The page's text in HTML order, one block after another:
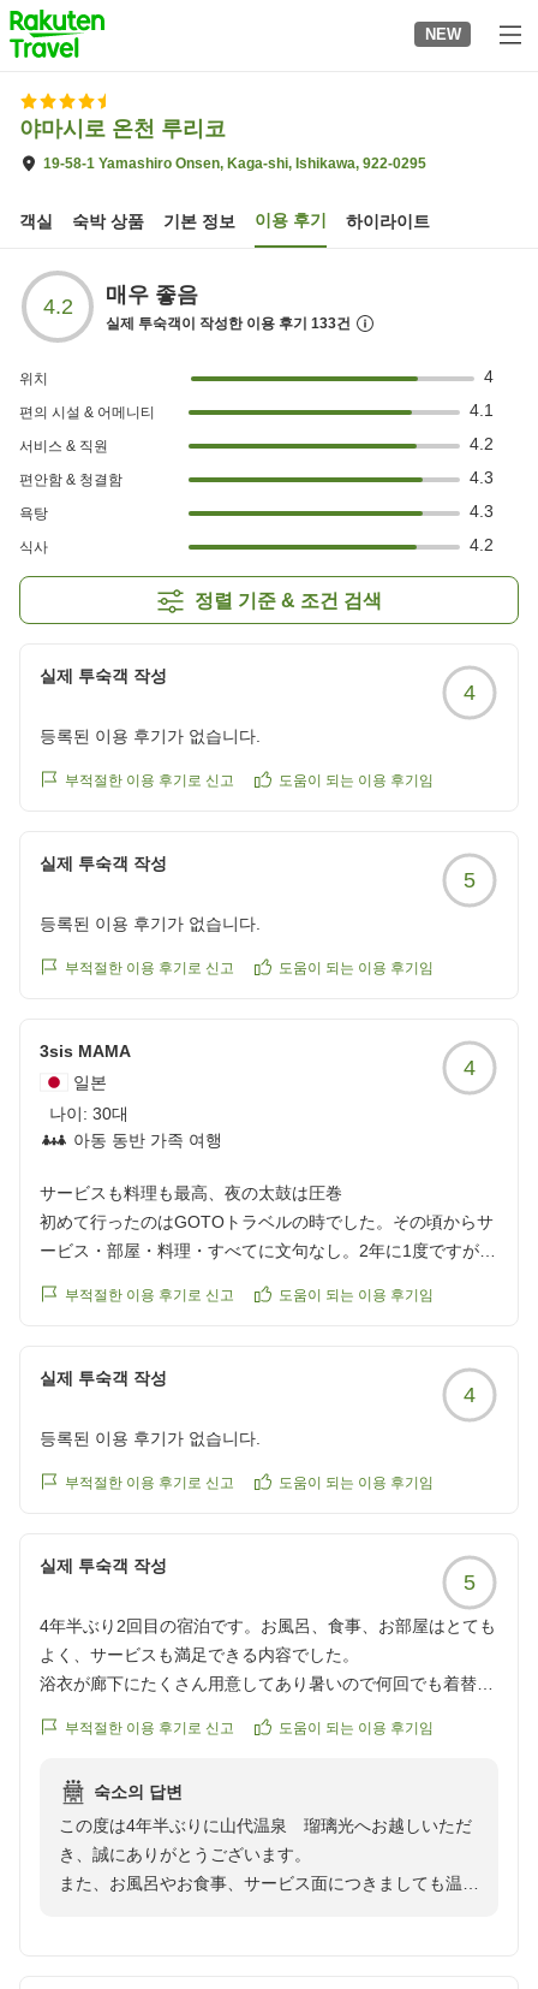
to
top
page
NEW
야마시로 온천 루리코
19-58-1 Yamashiro Onsen, Kaga-shi, Ishikawa, 922-0295
객실 숙박 상품 기본 정보 이용 후기 하이라이트
4.2 매우 좋음
실제 투숙객이 작성한 이용 후기 133건
위치 4
편의 시설 & 어메니티 4.1
서비스 & 직원 4.2
편안함 & 청결함 4.3
욕탕 4.3
식사 4.2
정렬 기준 & 조건 검색
실제 투숙객 작성
4
등록된 이용 후기가 없습니다.
부적절한 이용 후기로 신고 도움이 되는 이용 후기임
실제 투숙객 작성
5
등록된 이용 후기가 없습니다.
부적절한 이용 후기로 신고 도움이 되는 이용 후기임
3sis MAMA
일본
나이: 30대
아동 동반 가족 여행
4
サービスも料理も最高、夜の太鼓は圧巻
初めて行ったのはGOTOトラベルの時でした。その頃からサ
ービス・部屋・料理・すべてに文句なし。2年に1度ですが、
巻。ぜひ見て欲しい。(夏にしか行ったことないので他の季
が参加させて頂き素敵なプレゼントを頂きました。35周年お
https://review.travel.rakuten.co.jp/hotel/voice/6191?
reviewId=33123478239012
부적절한 이용 후기로 신고 도움이 되는 이용 후기임
실제 투숙객 작성
4
등록된 이용 후기가 없습니다.
부적절한 이용 후기로 신고 도움이 되는 이용 후기임
실제 투숙객 작성
5
4年半ぶり2回目の宿泊です。お風呂、食事、お部屋はとても
よく、サービスも満足できる内容でした。
浴衣が廊下にたくさん用意してあり暑いので何回でも着替え
ロビーにお菓子が置いてあるので部屋にお茶うけがないのは
ないのですがホテルオリジナルのお饅頭がなくなっていたの
が少し残念でした。
クチコミの詳細はこちらから
https://review.travel.rakuten.co.jp/hotel/voice/6191?
부적절한 이용 후기로 신고 도움이 되는 이용 후기임
숙소의 답변
この度は4年半ぶりに山代温泉 瑠璃光へお越しいただ
き、誠にありがとうございます。
また、お風呂やお食事、サービス面につきましても温か